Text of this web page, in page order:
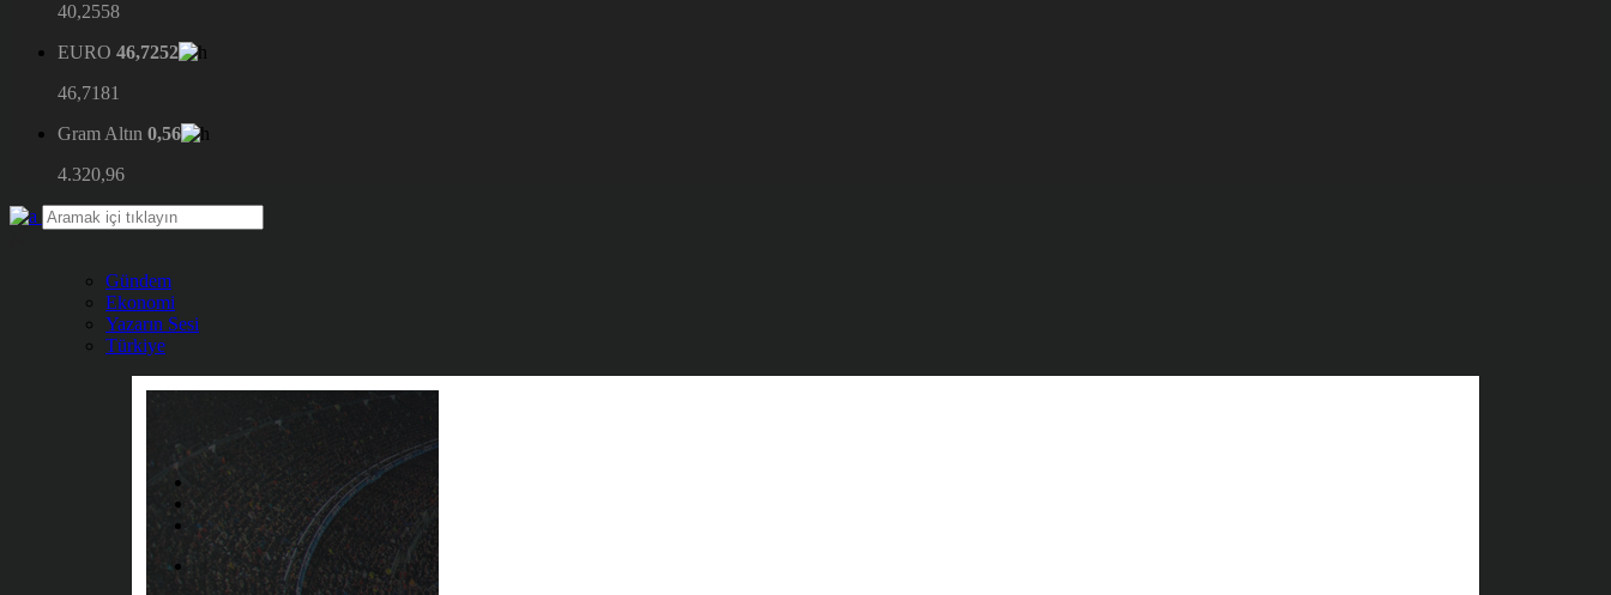
40,2558
EURO 46,7252
46,7181
Gram Altın 0,56
4.320,96
Gündem
Ekonomi
Yazarın Sesi
Türkiye